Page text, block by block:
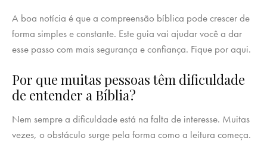
A boa notícia é que a compreensão bíblica pode crescer de
forma simples e constante. Este guia vai ajudar você a dar
esse passo com mais segurança e confiança. Fique por aqui.
Por que muitas pessoas têm dificuldade
de entender a Bíblia?
Nem sempre a dificuldade está na falta de interesse. Muitas
vezes, o obstáculo surge pela forma como a leitura começa.